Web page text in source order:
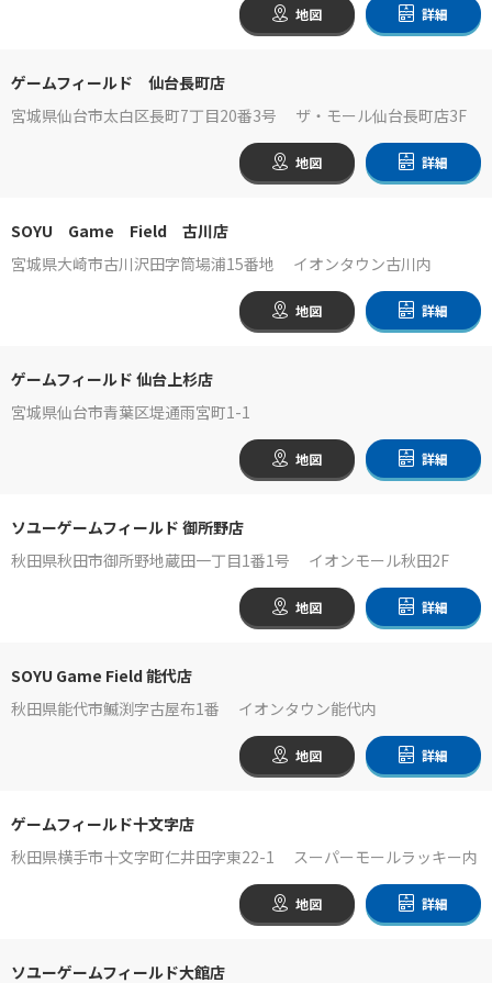
地図 詳細
ゲームフィールド 仙台長町店
宮城県仙台市太白区長町7丁目20番3号 ザ・モール仙台長町店3F
地図 詳細
SOYU Game Field 古川店
宮城県大崎市古川沢田字筒場浦15番地 イオンタウン古川内
地図 詳細
ゲームフィールド 仙台上杉店
宮城県仙台市青葉区堤通雨宮町1-1
地図 詳細
ソユーゲームフィールド 御所野店
秋田県秋田市御所野地蔵田一丁目1番1号 イオンモール秋田2F
地図 詳細
SOYU Game Field 能代店
秋田県能代市鰄渕字古屋布1番 イオンタウン能代内
地図 詳細
ゲームフィールド十文字店
秋田県横手市十文字町仁井田字東22-1 スーパーモールラッキー内
地図 詳細
ソユーゲームフィールド大館店